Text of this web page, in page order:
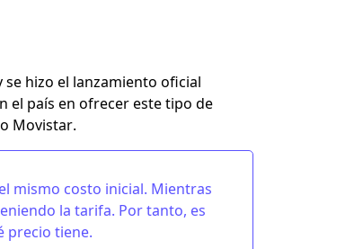
hizo el lanzamiento oficial
el país en ofrecer este tipo de
Movistar.
mismo costo inicial. Mientras
la tarifa. Por tanto, es
precio tiene.